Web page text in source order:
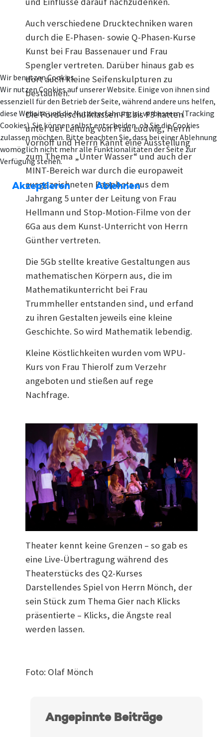
Auch verschiedene Drucktechniken waren
durch die E-Phasen- sowie Q-Phasen-Kurse
Kunst bei Frau Bassenauer und Frau
Spengler vertreten. Darüber hinaus gab es
dort auch kleine Seifenskulpturen zu
bestaunen.
Die Förderschulklassen F1 bis F3 hatten
unter der Leitung von Frau Ludwig, Herrn
Vornoff und Herrn Kannt eine Ausstellung
zum Thema „Unter Wasser“ und auch der
MINT-Bereich war durch die europaweit
ausgezeichneten Pappbots aus dem
Jahrgang 5 unter der Leitung von Frau
Hellmann und Stop-Motion-Filme von der
6Ga aus dem Kunst-Unterricht von Herrn
Günther vertreten.
Die 5Gb stellte kreative Gestaltungen aus
mathematischen Körpern aus, die im
Mathematikunterricht bei Frau
Trummheller entstanden sind, und erfand
zu ihren Gestalten jeweils eine kleine
Geschichte. So wird Mathematik lebendig.
Kleine Köstlichkeiten wurden vom WPU-
Kurs von Frau Thierolf zum Verzehr
angeboten und stießen auf rege
Nachfrage.
Theater kennt keine Grenzen – so gab es
eine Live-Übertragung während des
Theaterstücks des Q2-Kurses
Darstellendes Spiel von Herrn Mönch, der
sein Stück zum Thema Gier nach Klicks
präsentierte – Klicks, die Ängste real
werden lassen.
Foto: Olaf Mönch
Angepinnte Beiträge
Wir benutzen Cookies
Wir nutzen Cookies auf unserer Website. Einige von ihnen sind
essenziell für den Betrieb der Seite, während andere uns helfen,
diese Website und die Nutzererfahrung zu verbessern (Tracking
Cookies). Sie können selbst entscheiden, ob Sie die Cookies
zulassen möchten. Bitte beachten Sie, dass bei einer Ablehnung
womöglich nicht mehr alle Funktionalitäten der Seite zur
Verfügung stehen.
Akzeptieren Ablehnen